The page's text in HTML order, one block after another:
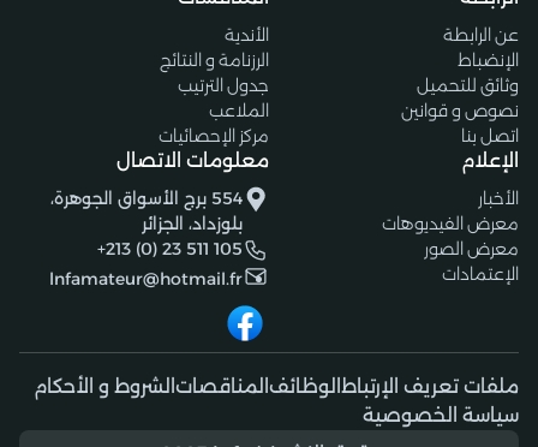
عن الرابطة
الإنضباط
وثائق للتحميل
نصوص و قوانين
اتصل بنا
الأندية
الرزنامة و النتائج
جدول الترتيب
الملاعب
مركز الإحصائيات
الإعلام
الأخبار
معرض الفيديوهات
معرض الصور
الإعتمادات
معلومات الاتصال
554 برج الأسواق الجوهرة،
بلوزداد، الجزائر
+213 (0) 23 511 105
lnfamateur@hotmail.fr
ملفات تعريف الإرتباط الوظائف المناقصات الشروط و الأحكام
سياسة الخصوصية